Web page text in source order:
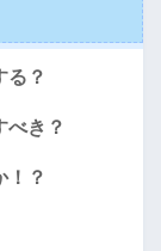
る？
べき？
！？